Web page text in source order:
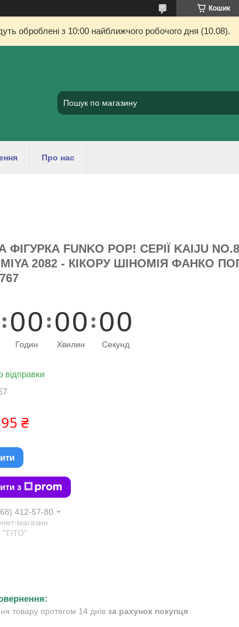
Кошик
оброблені з 10:00 найближчого робочого дня (10.08).
Про нас
ФІГУРКА FUNKO POP! СЕРІЇ KAIJU
2082 - КІКОРУ ШІНОМІЯ ФАНКО
00
Годин
00
Хвилин
00
Секунд
відправки
₴
з
412-57-80
магазин
"ТІТО"
товару протягом 14 днів за рахунок покупця